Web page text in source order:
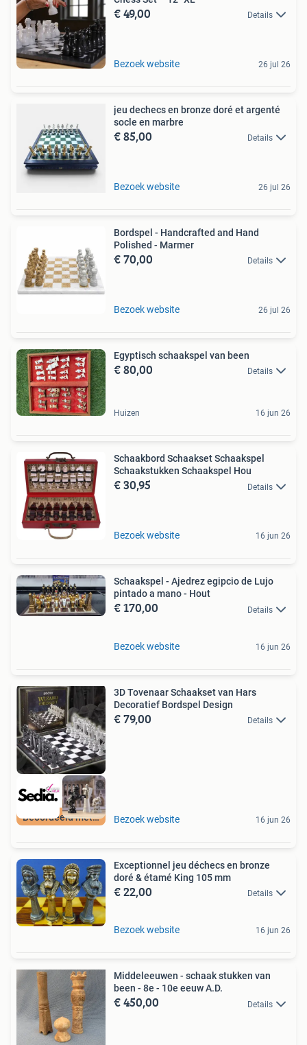
€ 49,00 Details
Bezoek website 26 jul 26
jeu dechecs en bronze doré et argenté
socle en marbre
€ 85,00 Details
Bezoek website 26 jul 26
Bordspel - Handcrafted and Hand
Polished - Marmer
€ 70,00 Details
Bezoek website 26 jul 26
Egyptisch schaakspel van been
€ 80,00 Details
Huizen 16 jun 26
Schaakbord Schaakset Schaakspel
Schaakstukken Schaakspel Hou
€ 30,95 Details
Bezoek website 16 jun 26
Schaakspel - Ajedrez egipcio de Lujo
pintado a mano - Hout
€ 170,00 Details
Bezoek website 16 jun 26
Beoordeeld met 9+
3D Tovenaar Schaakset van Hars
Decoratief Bordspel Design
€ 79,00 Details
Bezoek website 16 jun 26
Exceptionnel jeu déchecs en bronze
doré & étamé King 105 mm
€ 22,00 Details
Bezoek website 16 jun 26
Middeleeuwen - schaak stukken van
been - 8e - 10e eeuw A.D.
€ 450,00 Details